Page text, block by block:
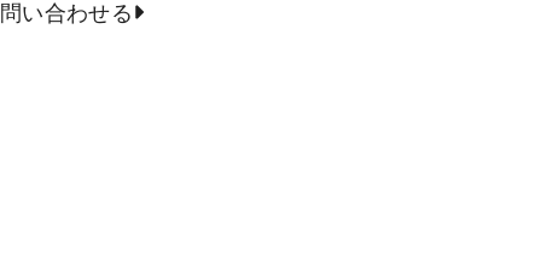
問い合わせる